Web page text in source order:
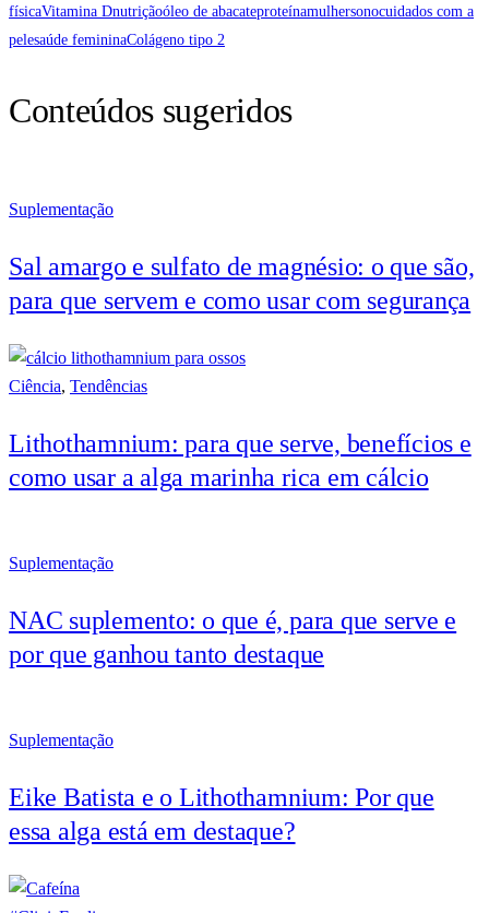
físicaVitamina Dnutriçãoóleo de abacateproteínamulhersonocuidados com a
pelesaúde femininaColágeno tipo 2
Conteúdos sugeridos
Suplementação
Sal amargo e sulfato de magnésio: o que são,
para que servem e como usar com segurança
Ciência, Tendências
Lithothamnium: para que serve, benefícios e
como usar a alga marinha rica em cálcio
Suplementação
NAC suplemento: o que é, para que serve e
por que ganhou tanto destaque
Suplementação
Eike Batista e o Lithothamnium: Por que
essa alga está em destaque?